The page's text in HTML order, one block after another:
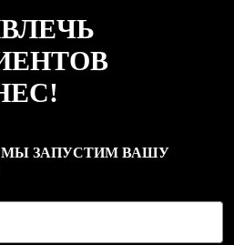
МЫ ЗАПУСТИМ ВАШУ